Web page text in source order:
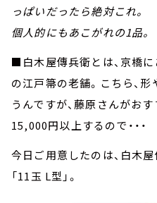
っぱいだったら絶対これ。
個人的にもあこがれの1品。
■白木屋傳兵衛とは、京橋に
の江戸箒の老舗。こちら、
うんですが、藤原さんがおす
15,000円以上するので・・・
今日ご用意したのは、白木
「11玉 L型」。